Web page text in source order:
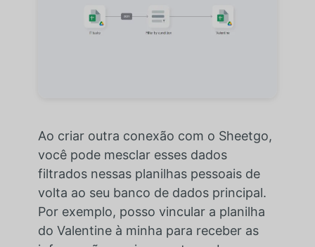
Ao criar outra conexão com o Sheetgo,
você pode mesclar esses dados
filtrados nessas planilhas pessoais de
volta ao seu banco de dados principal.
Por exemplo, posso vincular a planilha
do Valentine à minha para receber as